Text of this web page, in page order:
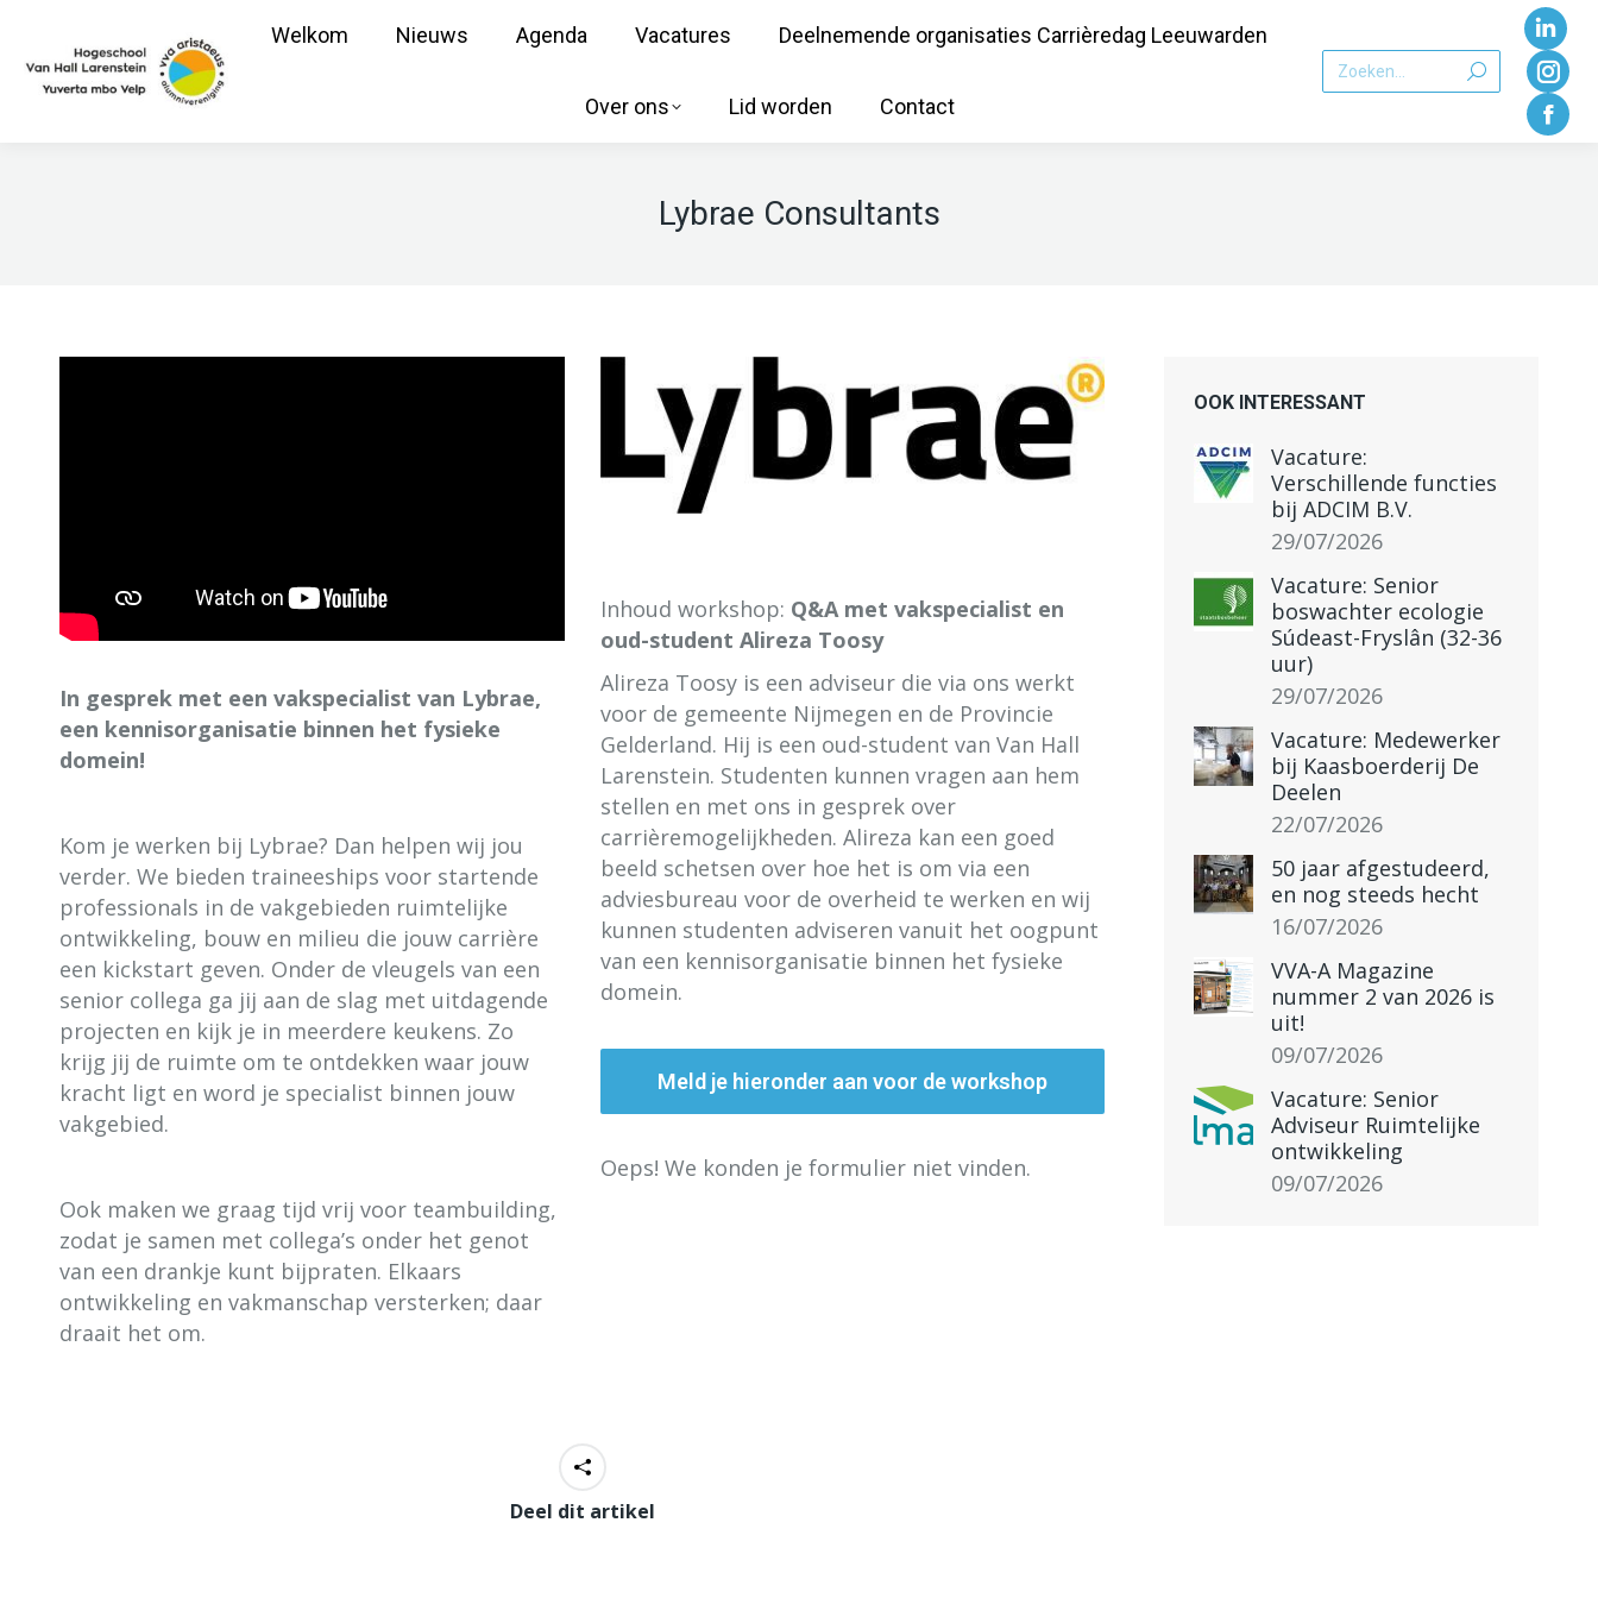
Welkom Nieuws Agenda Vacatures Deelnemende organisaties Carrièredag Leeuwarden
Over ons Lid worden Contact
Zoeken:
Lybrae Consultants
In gesprek met een vakspecialist van Lybrae,
een kennisorganisatie binnen het fysieke
domein!
Kom je werken bij Lybrae? Dan helpen wij jou
verder. We bieden traineeships voor startende
professionals in de vakgebieden ruimtelijke
ontwikkeling, bouw en milieu die jouw carrière
een kickstart geven. Onder de vleugels van een
senior collega ga jij aan de slag met uitdagende
projecten en kijk je in meerdere keukens. Zo
krijg jij de ruimte om te ontdekken waar jouw
kracht ligt en word je specialist binnen jouw
vakgebied.
Ook maken we graag tijd vrij voor teambuilding,
zodat je samen met collega’s onder het genot
van een drankje kunt bijpraten. Elkaars
ontwikkeling en vakmanschap versterken; daar
draait het om.
Inhoud workshop: Q&A met vakspecialist en
oud-student Alireza Toosy
Alireza Toosy is een adviseur die via ons werkt
voor de gemeente Nijmegen en de Provincie
Gelderland. Hij is een oud-student van Van Hall
Larenstein. Studenten kunnen vragen aan hem
stellen en met ons in gesprek over
carrièremogelijkheden. Alireza kan een goed
beeld schetsen over hoe het is om via een
adviesbureau voor de overheid te werken en wij
kunnen studenten adviseren vanuit het oogpunt
van een kennisorganisatie binnen het fysieke
domein.
Meld je hieronder aan voor de workshop
Oeps! We konden je formulier niet vinden.
Deel dit artikel
OOK INTERESSANT
Vacature:
Verschillende functies
bij ADCIM B.V.
29/07/2026
Vacature: Senior
boswachter ecologie
Súdeast-Fryslân (32-36
uur)
29/07/2026
Vacature: Medewerker
bij Kaasboerderij De
Deelen
22/07/2026
50 jaar afgestudeerd,
en nog steeds hecht
16/07/2026
VVA-A Magazine
nummer 2 van 2026 is
uit!
09/07/2026
Vacature: Senior
Adviseur Ruimtelijke
ontwikkeling
09/07/2026